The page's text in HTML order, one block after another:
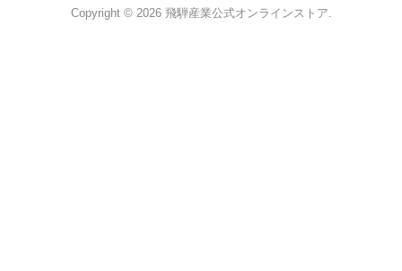
Copyright © 2026 飛騨産業公式オンラインストア.